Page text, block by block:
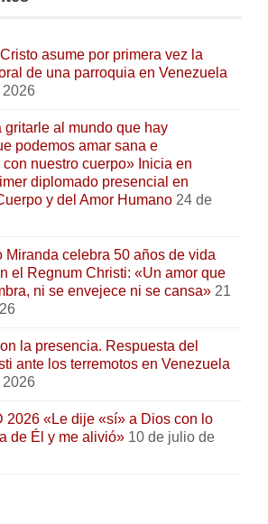
asume por primera vez la
de una parroquia en Venezuela
gritarle al mundo que hay
podemos amar sana e
nuestro cuerpo» Inicia en
diplomado presencial en
y del Amor Humano 24 de
Miranda celebra 50 años de vida
el Regnum Christi: «Un amor que
ni se envejece ni se cansa» 21
la presencia. Respuesta del
ante los terremotos en Venezuela
2026
2026 «Le dije «sí» a Dios con lo
de Él y me alivió» 10 de julio de